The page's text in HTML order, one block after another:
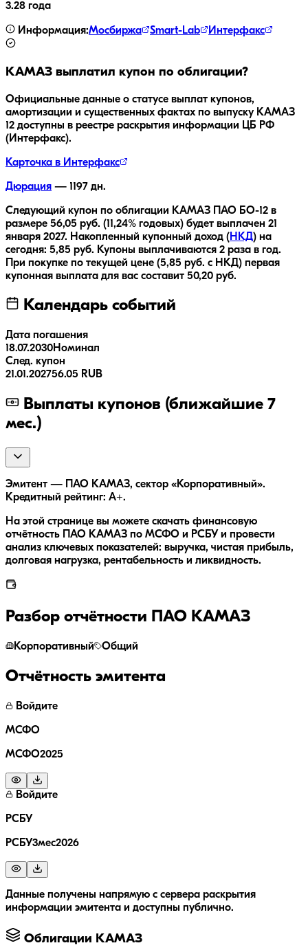
3.28 года
Информация:Мосбиржа Smart-Lab Интерфакс
КАМАЗ выплатил купон по облигации?
Официальные данные о статусе выплат купонов,
амортизации и существенных фактах по выпуску КАМАЗ
12 доступны в реестре раскрытия информации ЦБ РФ
(Интерфакс).
Карточка в Интерфакс
Дюрация — 1197 дн.
Следующий купон по облигации КАМАЗ ПАО БО-12 в
размере 56,05 руб. (11,24% годовых) будет выплачен 21
января 2027. Накопленный купонный доход (НКД) на
сегодня: 5,85 руб. Купоны выплачиваются 2 раза в год.
При покупке по текущей цене (5,85 руб. с НКД) первая
купонная выплата для вас составит 50,20 руб.
Календарь событий
Дата погашения
18.07.2030Номинал
След. купон
21.01.202756.05 RUB
Выплаты купонов (ближайшие 7
мес.)
Эмитент — ПАО КАМАЗ, сектор «Корпоративный».
Кредитный рейтинг: A+.
На этой странице вы можете скачать финансовую
отчётность ПАО КАМАЗ по МСФО и РСБУ и провести
анализ ключевых показателей: выручка, чистая прибыль,
долговая нагрузка, рентабельность и ликвидность.
Разбор отчётности ПАО КАМАЗ
Корпоративный Общий
Отчётность эмитента
Войдите
МСФО
МСФО2025
Войдите
РСБУ
РСБУ3мес2026
Данные получены напрямую с сервера раскрытия
информации эмитента и доступны публично.
Облигации КАМАЗ